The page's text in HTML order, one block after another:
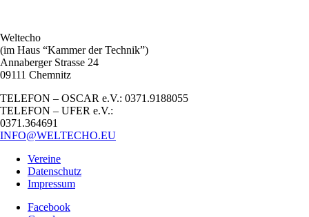
Weltecho
(im Haus “Kammer der Technik”)
Annaberger Strasse 24
09111 Chemnitz
TELEFON – OSCAR e.V.: 0371.9188055
TELEFON – UFER e.V.:
0371.364691
INFO@WELTECHO.EU
Vereine
Datenschutz
Impressum
Facebook